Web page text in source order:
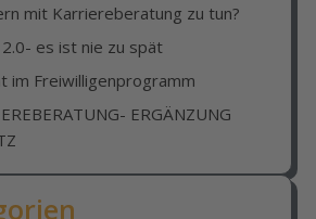
mit Karriereberatung zu tun?
es ist nie zu spät
im Freiwilligenprogramm
ERGÄNZUNG